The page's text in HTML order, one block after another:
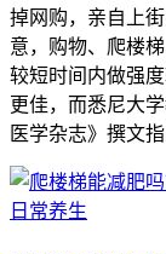
掉网购，亲自上
意，购物、爬楼
较短时间内做强
更佳，而悉尼大
医学杂志》撰文
日常养生